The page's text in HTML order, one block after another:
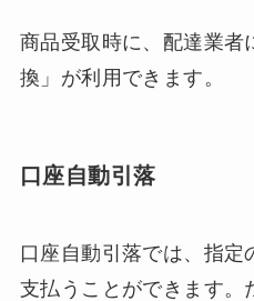
商品受取時に、配達業者
換」が利用できます。
口座自動引落
口座自動引落では、指定
支払うことができます。